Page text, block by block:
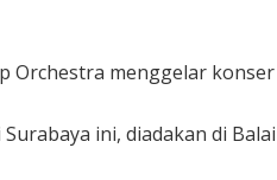
menggelar
ini, diadakan di